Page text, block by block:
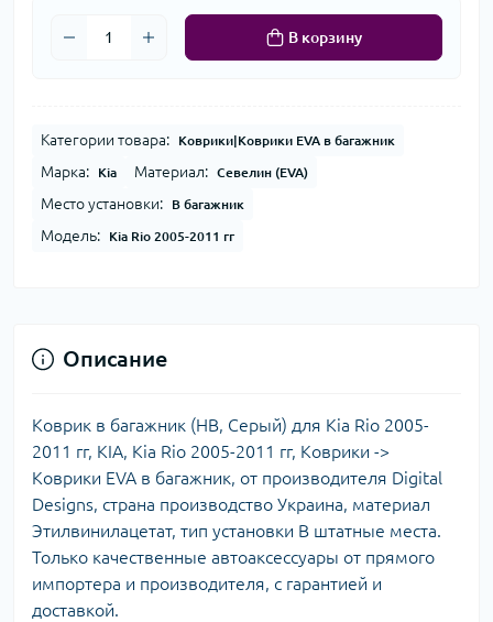
В корзину
Категории товара: Коврики|Коврики EVA в багажник
Марка: Kia Материал: Севелин (EVA)
Место установки: В багажник
Модель: Kia Rio 2005-2011 гг
Описание
Коврик в багажник (HB, Серый) для Kia Rio 2005-
2011 гг, KIA, Kia Rio 2005-2011 гг, Коврики ->
Коврики EVA в багажник, от производителя Digital
Designs, страна производство Украина, материал
Этилвинилацетат, тип установки В штатные места.
Только качественные автоаксессуары от прямого
импортера и производителя, с гарантией и
доставкой.